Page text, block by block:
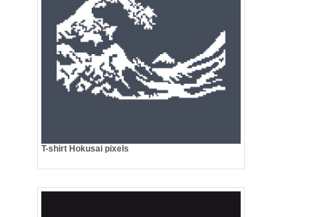
T-shirt Hokusai pixels